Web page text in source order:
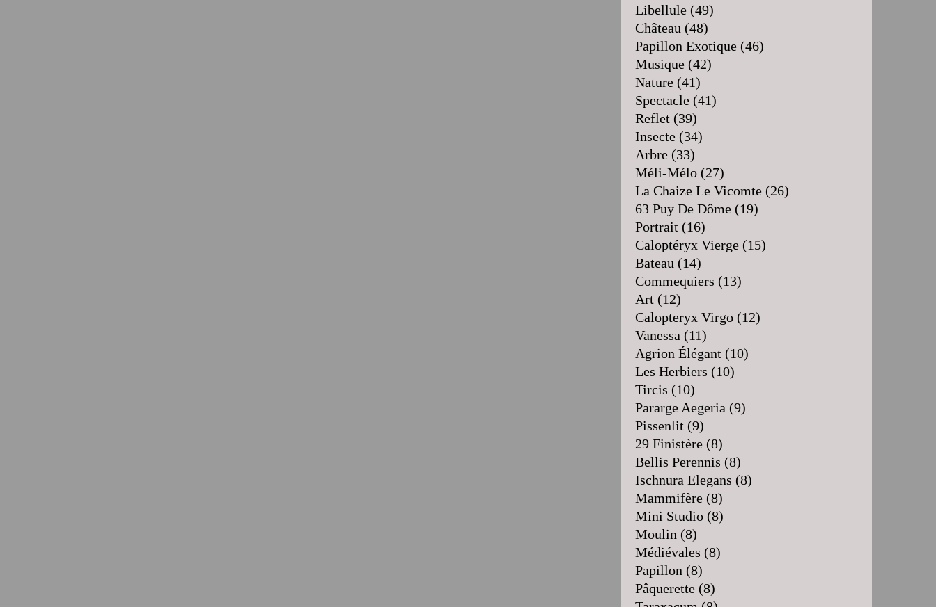
Libellule (49)
Château (48)
Papillon Exotique (46)
Musique (42)
Nature (41)
Spectacle (41)
Reflet (39)
Insecte (34)
Arbre (33)
Méli-Mélo (27)
La Chaize Le Vicomte (26)
63 Puy De Dôme (19)
Portrait (16)
Caloptéryx Vierge (15)
Bateau (14)
Commequiers (13)
Art (12)
Calopteryx Virgo (12)
Vanessa (11)
Agrion Élégant (10)
Les Herbiers (10)
Tircis (10)
Pararge Aegeria (9)
Pissenlit (9)
29 Finistère (8)
Bellis Perennis (8)
Ischnura Elegans (8)
Mammifère (8)
Mini Studio (8)
Moulin (8)
Médiévales (8)
Papillon (8)
Pâquerette (8)